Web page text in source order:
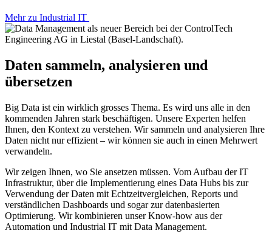
Mehr zu Industrial IT
Daten sammeln, analysieren und
übersetzen
Big Data ist ein wirklich grosses Thema. Es wird uns alle in den
kommenden Jahren stark beschäftigen. Unsere Experten helfen
Ihnen, den Kontext zu verstehen. Wir sammeln und analysieren Ihre
Daten nicht nur effizient – wir können sie auch in einen Mehrwert
verwandeln.
Wir zeigen Ihnen, wo Sie ansetzen müssen. Vom Aufbau der IT
Infrastruktur, über die Implementierung eines Data Hubs bis zur
Verwendung der Daten mit Echtzeitvergleichen, Reports und
verständlichen Dashboards und sogar zur datenbasierten
Optimierung. Wir kombinieren unser Know-how aus der
Automation und Industrial IT mit Data Management.